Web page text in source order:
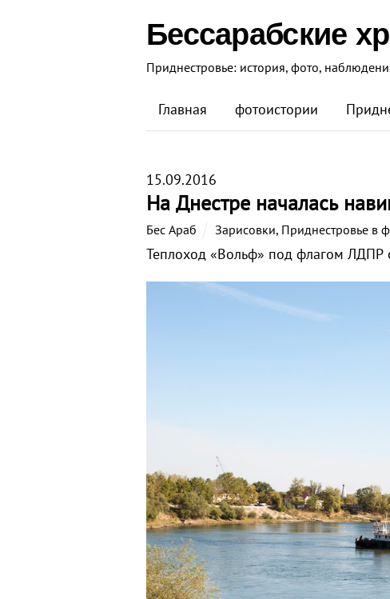
Бессарабские
Приднестровье: история, фото,
Главная фотоистории
15.09.2016
На Днестре началась
Бес Араб Зарисовки, Приднестровье в
Теплоход «Вольф» под флагом ЛДПР